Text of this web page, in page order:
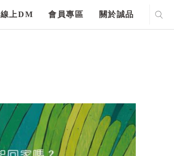
線上DM 會員專區 關於誠品